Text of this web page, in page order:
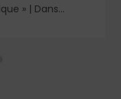
» | Dans
fer, et